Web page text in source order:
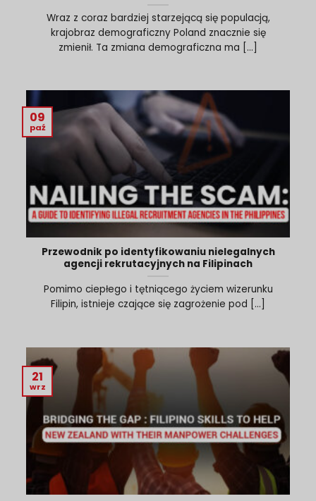
Wraz z coraz bardziej starzejącą się populacją,
krajobraz demograficzny Poland znacznie się
zmienił. Ta zmiana demograficzna ma [...]
Przewodnik po identyfikowaniu nielegalnych
agencji rekrutacyjnych na Filipinach
Pomimo ciepłego i tętniącego życiem wizerunku
Filipin, istnieje czające się zagrożenie pod [...]
09
paź
21
wrz